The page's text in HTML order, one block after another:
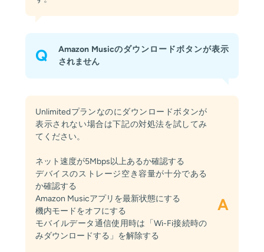
Q
Amazon Musicのダウンロードボタンが表示
されません
Unlimitedプランなのにダウンロードボタンが
表示されない場合は下記の対処法を試してみ
てください。
ネット速度が5Mbps以上あるか確認する
デバイスのストレージ空き容量が十分である
か確認する
Amazon Musicアプリを最新状態にする
機内モードをオフにする
モバイルデータ通信使用時は「Wi-Fi接続時の
みダウンロードする」を解除する
A